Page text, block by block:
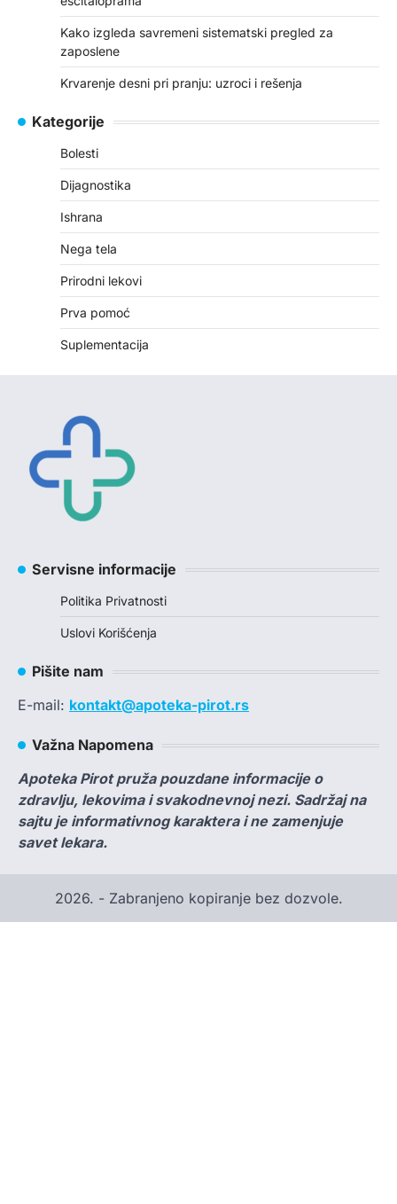
Kako izgleda savremeni sistematski pregled za
zaposlene
Krvarenje desni pri pranju: uzroci i rešenja
Kategorije
Bolesti
Dijagnostika
Ishrana
Nega tela
Prirodni lekovi
Prva pomoć
Suplementacija
Servisne informacije
Politika Privatnosti
Uslovi Korišćenja
Pišite nam
E-mail: kontakt@apoteka-pirot.rs
Važna Napomena
Apoteka Pirot pruža pouzdane informacije o
zdravlju, lekovima i svakodnevnoj nezi. Sadržaj na
sajtu je informativnog karaktera i ne zamenjuje
savet lekara.